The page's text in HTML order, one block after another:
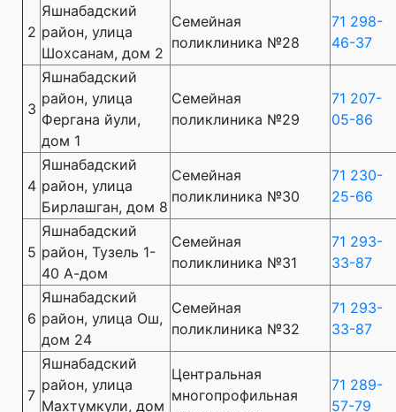
2
Яшнабадский
район, улица
Шохсанам, дом 2
Семейная
поликлиника №28
71 298-
46-37
3
Яшнабадский
район, улица
Фергана йули,
дом 1
Семейная
поликлиника №29
71 207-
05-86
4
Яшнабадский
район, улица
Бирлашган, дом 8
Семейная
поликлиника №30
71 230-
25-66
5
Яшнабадский
район, Тузель 1-
40 А-дом
Семейная
поликлиника №31
71 293-
33-87
6
Яшнабадский
район, улица Ош,
дом 24
Семейная
поликлиника №32
71 293-
33-87
7
Яшнабадский
район, улица
Махтумкули, дом
Центральная
многопрофильная
71 289-
57-79